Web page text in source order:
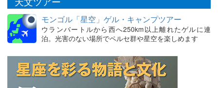
モンゴル「星空」ゲル・キャンプツアー
ウランバートルから西へ250km以上離れたゲルに連
泊。光害のない場所でペルセ群や星空を楽しめます